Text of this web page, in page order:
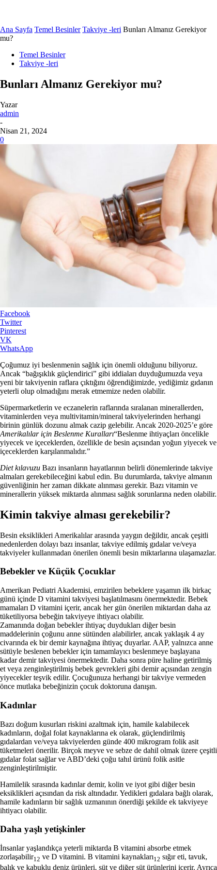
Ana Sayfa Temel Besinler Takviye -leri Bunları Almanız Gerekiyor
mu?
Temel Besinler
Takviye -leri
Bunları Almanız Gerekiyor mu?
Yazar
admin
-
Nisan 21, 2024
0
Facebook
Twitter
Pinterest
VK
WhatsApp
Çoğumuz iyi beslenmenin sağlık için önemli olduğunu biliyoruz.
Ancak “bağışıklık güçlendirici” gibi iddiaları duyduğumuzda veya
yeni bir takviyenin raflara çıktığını öğrendiğimizde, yediğimiz gıdanın
yeterli olup olmadığını merak etmemize neden olabilir.
Süpermarketlerin ve eczanelerin raflarında sıralanan minerallerden,
vitaminlerden veya multivitamin/mineral takviyelerinden herhangi
birinin günlük dozunu almak cazip gelebilir. Ancak 2020-2025’e göre
Amerikalılar için Beslenme Kuralları“Beslenme ihtiyaçları öncelikle
yiyecek ve içeceklerden, özellikle de besin açısından yoğun yiyecek ve
içeceklerden karşılanmalıdır.”
Diet kılavuzu Bazı insanların hayatlarının belirli dönemlerinde takviye
almaları gerekebileceğini kabul edin. Bu durumlarda, takviye almanın
güvenliğinin her zaman dikkate alınması gerekir. Bazı vitamin ve
minerallerin yüksek miktarda alınması sağlık sorunlarına neden olabilir.
Kimin takviye alması gerekebilir?
Besin eksiklikleri Amerikalılar arasında yaygın değildir, ancak çeşitli
nedenlerden dolayı bazı insanlar, takviye edilmiş gıdalar ve/veya
takviyeler kullanmadan önerilen önemli besin miktarlarına ulaşamazlar.
Bebekler ve Küçük Çocuklar
Amerikan Pediatri Akademisi, emzirilen bebeklere yaşamın ilk birkaç
günü içinde D vitamini takviyesi başlatılmasını önermektedir. Bebek
mamaları D vitamini içerir, ancak her gün önerilen miktardan daha az
tüketiliyorsa bebeğin takviyeye ihtiyacı olabilir.
Zamanında doğan bebekler ihtiyaç duydukları diğer besin
maddelerinin çoğunu anne sütünden alabilirler, ancak yaklaşık 4 ay
civarında ek bir demir kaynağına ihtiyaç duyarlar. AAP, yalnızca anne
sütüyle beslenen bebekler için tamamlayıcı beslenmeye başlayana
kadar demir takviyesi önermektedir. Daha sonra püre haline getirilmiş
et veya zenginleştirilmiş bebek gevrekleri gibi demir açısından zengin
yiyecekler teşvik edilir. Çocuğunuza herhangi bir takviye vermeden
önce mutlaka bebeğinizin çocuk doktoruna danışın.
Kadınlar
Bazı doğum kusurları riskini azaltmak için, hamile kalabilecek
kadınların, doğal folat kaynaklarına ek olarak, güçlendirilmiş
gıdalardan ve/veya takviyelerden günde 400 mikrogram folik asit
tüketmeleri önerilir. Birçok meyve ve sebze de dahil olmak üzere çeşitli
gıdalar folat sağlar ve ABD’deki çoğu tahıl ürünü folik asitle
zenginleştirilmiştir.
Hamilelik sırasında kadınlar demir, kolin ve iyot gibi diğer besin
eksiklikleri açısından da risk altındadır. Yedikleri gıdalara bağlı olarak,
hamile kadınların bir sağlık uzmanının önerdiği şekilde ek takviyeye
ihtiyacı olabilir.
Daha yaşlı yetişkinler
İnsanlar yaşlandıkça yeterli miktarda B vitamini absorbe etmek
zorlaşabilir12 ve D vitamini. B vitamini kaynakları12 sığır eti, tavuk,
balık ve kabuklu deniz ürünleri, süt ve diğer süt ürünlerini içerir. Ayrıca